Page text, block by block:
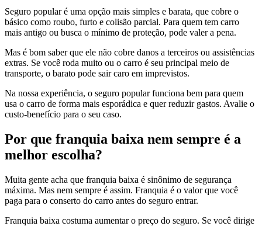
Seguro popular é uma opção mais simples e barata, que cobre o
básico como roubo, furto e colisão parcial. Para quem tem carro
mais antigo ou busca o mínimo de proteção, pode valer a pena.
Mas é bom saber que ele não cobre danos a terceiros ou assistências
extras. Se você roda muito ou o carro é seu principal meio de
transporte, o barato pode sair caro em imprevistos.
Na nossa experiência, o seguro popular funciona bem para quem
usa o carro de forma mais esporádica e quer reduzir gastos. Avalie o
custo-benefício para o seu caso.
Por que franquia baixa nem sempre é a
melhor escolha?
Muita gente acha que franquia baixa é sinônimo de segurança
máxima. Mas nem sempre é assim. Franquia é o valor que você
paga para o conserto do carro antes do seguro entrar.
Franquia baixa costuma aumentar o preço do seguro. Se você dirige